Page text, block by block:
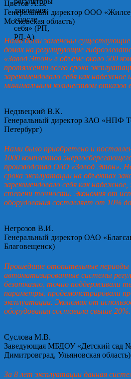
Цветов А.В.
Генеральный директор ООО
Московская область)
Нами были заменены
домах на регулирующие
«Завод Этон» в объеме около 500
протяжении всего срока
зарекомендовало себя как
минимальным количеством отказов
Недзвецкий В.К.
Генеральный директор ЗАО «НПФ
Петербург)
Нами было приобретено и
1000 комплектов
производства ОАО «Завод Этон».
срока эксплуатации на объектах
зарекомендовало себя как
степени точности. Экономия от
оборудования составляет от 10%
Негрозов В.И.
Генеральный директор ОАО
Благовещенск)
Прошедшие отопительные периоды
автоматизированные системы
безотказно, точно поддерживали
параметры, продемонстрировали
эксплуатации. Экономия от
оборудования составила свыше 20%.
Суслова М.В.
Заведующая МБДОУ «Детский сад №
Димитровград, Ульяновская область)
За 8 лет эксплуатации данная